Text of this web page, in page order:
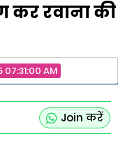
कर रवाना की
07:31:00 AM
Join करें